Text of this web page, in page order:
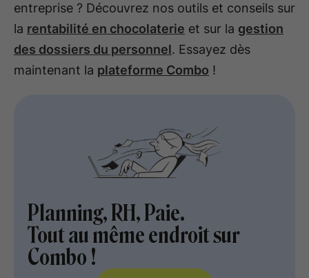
entreprise ? Découvrez nos outils et conseils sur
la rentabilité en chocolaterie et sur la gestion
des dossiers du personnel. Essayez dès
maintenant la plateforme Combo !
Planning, RH, Paie.
Tout au même endroit sur
Combo !